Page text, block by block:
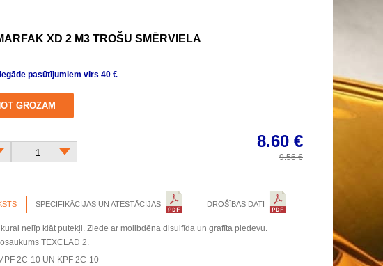
XD 2 M3 TROŠU SMĒRVIELA
pasūtījumiem virs 40 €
GROZAM
1
8.60 €
9.56€
SPECIFIKĀCIJAS UN ATESTĀCIJAS DROŠĪBAS DATI
nelīp klāt putekļi. Ziede ar molibdēna disulfīda un grafīta piedevu.
TEXCLAD 2.
2C-10 UN KPF 2C-10